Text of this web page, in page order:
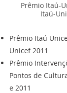
Prêmio Itaú-
Itaú-
Prêmio Itaú
Unicef 2011
Prêmio
Pontos de
e 2011